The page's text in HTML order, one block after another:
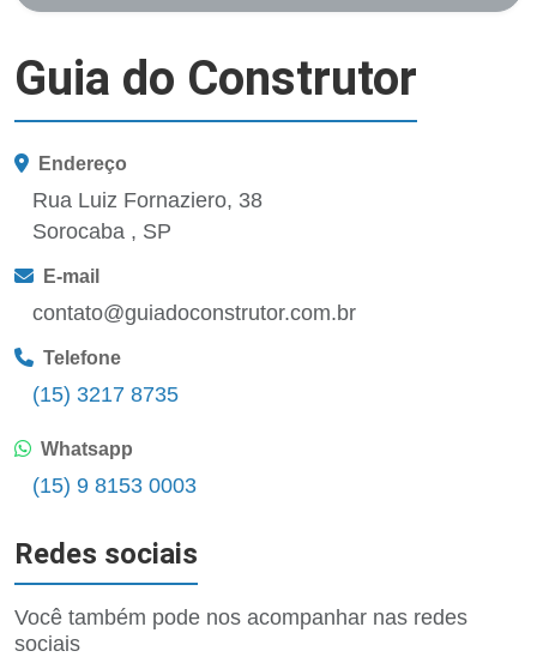
Guia do Construtor
Endereço
Rua Luiz Fornaziero, 38
Sorocaba , SP
E-mail
contato@guiadoconstrutor.com.br
Telefone
(15) 3217 8735
Whatsapp
(15) 9 8153 0003
Redes sociais
Você também pode nos acompanhar nas redes
sociais